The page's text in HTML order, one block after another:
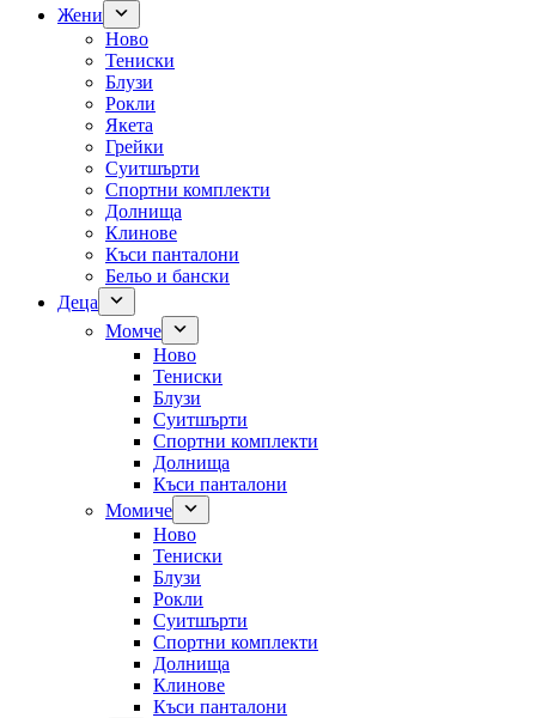
Жени
Ново
Тениски
Блузи
Рокли
Якета
Грейки
Суитшърти
Спортни комплекти
Долнища
Клинове
Къси панталони
Бельо и бански
Деца
Момче
Ново
Тениски
Блузи
Суитшърти
Спортни комплекти
Долнища
Къси панталони
Момиче
Ново
Тениски
Блузи
Рокли
Суитшърти
Спортни комплекти
Долнища
Клинове
Къси панталони